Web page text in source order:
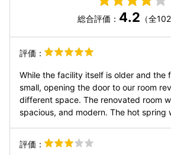
総合評価： 4.2 （全
評価：
While the facility itself is older and the
small, opening the door to our room
different space. The renovated room
spacious, and modern. The hot spring
generic meals often served at ryokans,
was carefully prepared and full of
評価：